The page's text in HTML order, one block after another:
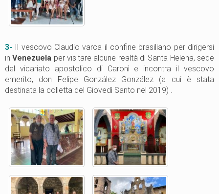
3- Il vescovo Claudio varca il confine brasiliano per dirigersi
inVenezuela per visitare alcune realtà di Santa Helena, sede
del vicariato apostolico di Caronì e incontra il vescovo
emerito, don Felipe González González (a cui è stata
destinata la colletta del Giovedì Santo nel 2019) .